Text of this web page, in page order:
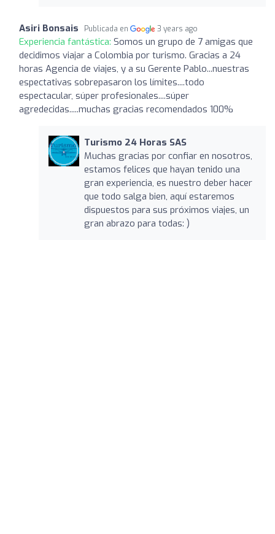
Asiri Bonsais Publicada en 3 years ago
Experiencia fantástica: Somos un grupo de 7 amigas que
decidimos viajar a Colombia por turismo. Gracias a 24
horas Agencia de viajes, y a su Gerente Pablo...nuestras
espectativas sobrepasaron los límites....todo
espectacular, súper profesionales....súper
agredecidas.....muchas gracias recomendados 100%
Turismo 24 Horas SAS
Muchas gracias por confiar en nosotros,
estamos felices que hayan tenido una
gran experiencia, es nuestro deber hacer
que todo salga bien, aquí estaremos
dispuestos para sus próximos viajes, un
gran abrazo para todas: )